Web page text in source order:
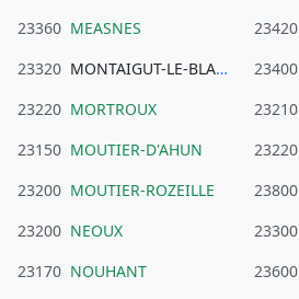
23360 MEASNES 23420
23320 MONTAIGUT-LE-BLANC 23400
23220 MORTROUX 23210
23150 MOUTIER-D'AHUN 23220
23200 MOUTIER-ROZEILLE 23800
23200 NEOUX 23300
23170 NOUHANT 23600